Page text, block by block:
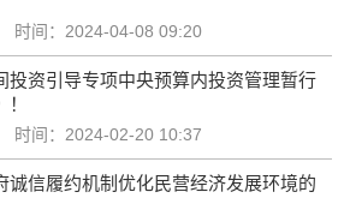
时间：2024-04-08 09:20
投资引导专项中央预算内投资管理暂行
时间：2024-02-20 10:37
诚信履约机制优化民营经济发展环境的